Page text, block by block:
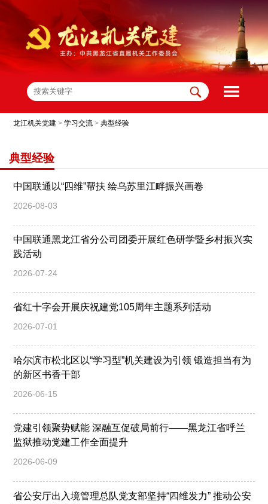
龙江机关党建 >学习交流 >典型经验
典型经验
中国联通以“四维”帮扶 绘乌苏里江畔振兴画卷
2026-08-03
中国联通黑龙江省分公司团委开展红色研学暨乡村振兴实
践活动
2026-07-24
省红十字会开展庆祝建党105周年主题系列活动
2026-07-01
哈尔滨市松北区以“学习型”机关建设为引领 锻造担当有为
的新区书香干部
2026-06-15
党建引领聚势赋能 深融互促破局前行——黑龙江省呼兰
监狱推动党建工作全面提升
2026-06-09
省公安厅出入境管理总队党支部坚持“四维发力” 推动公安